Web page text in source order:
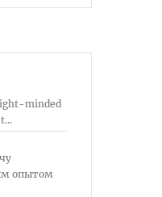
minded
опытом